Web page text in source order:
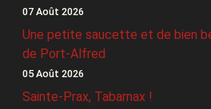
07 Août 2026
Une petite saucette et de bien
de Port-Alfred
05 Août 2026
Sainte-Prax, Tabarnax !